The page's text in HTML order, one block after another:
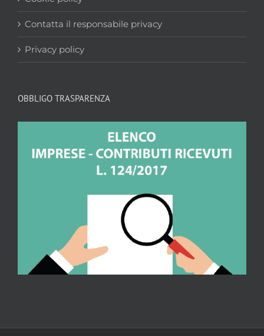
Contatta il responsabile privacy
Privacy policy
OBBLIGO TRASPARENZA